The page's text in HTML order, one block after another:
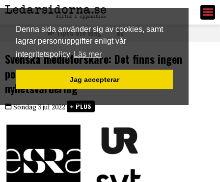
Denna sida använder sig av cookies, samt
lagrar personuppgifter enligt vår
integritetspolicy Läs mer
Jag accepterar
Ledarsidorna.se
Tipsa oss idag
Svenska medieforskare: Det finns ingen
politisk dimension i Public Service:s
nyhetsvärdering
Söndag 3 jul 2022 PLUS